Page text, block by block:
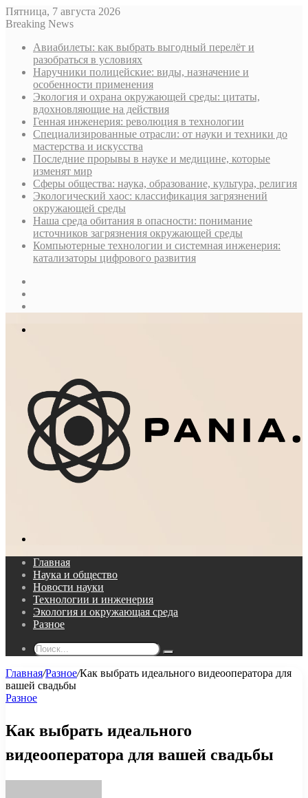
Пятница, 7 августа 2026
Breaking News
Авиабилеты: как выбрать выгодный перелёт и
разобраться в условиях
Наручники полицейские: виды, назначение и
особенности применения
Экология и охрана окружающей среды: цитаты,
вдохновляющие на действия
Генная инженерия: революция в технологии
Специализированные отрасли: от науки и техники до
мастерства и искусства
Последние прорывы в науке и медицине, которые
изменят мир
Сферы общества: наука, образование, культура, религия
Экологический хаос: классификация загрязнений
окружающей среды
Наша среда обитания в опасности: понимание
источников загрязнения окружающей среды
Компьютерные технологии и системная инженерия:
катализаторы цифрового развития
Главная
Наука и общество
Новости науки
Технологии и инженерия
Экология и окружающая среда
Разное
Поиск...
Главная/Разное/Как выбрать идеального видеооператора для
вашей свадьбы
Разное
Как выбрать идеального
видеооператора для вашей свадьбы